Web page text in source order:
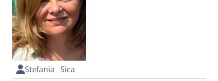
Stefania Sica